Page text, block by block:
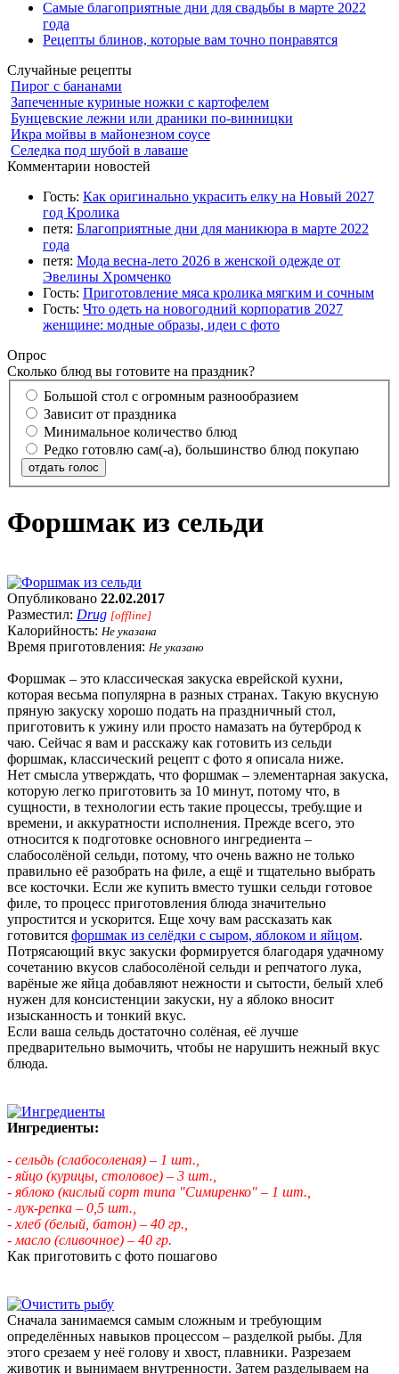
Самые благоприятные дни для свадьбы в марте 2022
года
Рецепты блинов, которые вам точно понравятся
Случайные рецепты
Пирог с бананами
Запеченные куриные ножки с картофелем
Бунцевские лежни или драники по-винницки
Икра мойвы в майонезном соусе
Селедка под шубой в лаваше
Комментарии новостей
Гость: Как оригинально украсить елку на Новый 2027
год Кролика
петя: Благоприятные дни для маникюра в марте 2022
года
петя: Мода весна-лето 2026 в женской одежде от
Эвелины Хромченко
Гость: Приготовление мяса кролика мягким и сочным
Гость: Что одеть на новогодний корпоратив 2027
женщине: модные образы, идеи с фото
Опрос
Сколько блюд вы готовите на праздник?
Большой стол с огромным разнообразием
Зависит от праздника
Минимальное количество блюд
Редко готовлю сам(-а), большинство блюд покупаю
отдать голос
Форшмак из сельди
Опубликовано 22.02.2017
Разместил: Drug [offline]
Калорийность: Не указана
Время приготовления: Не указано
Форшмак – это классическая закуска еврейской кухни,
которая весьма популярна в разных странах. Такую вкусную
пряную закуску хорошо подать на праздничный стол,
приготовить к ужину или просто намазать на бутерброд к
чаю. Сейчас я вам и расскажу как готовить из сельди
форшмак, классический рецепт с фото я описала ниже.
Нет смысла утверждать, что форшмак – элементарная закуска,
которую легко приготовить за 10 минут, потому что, в
сущности, в технологии есть такие процессы, требу.щие и
времени, и аккуратности исполнения. Прежде всего, это
относится к подготовке основного ингредиента –
слабосолёной сельди, потому, что очень важно не только
правильно её разобрать на филе, а ещё и тщательно выбрать
все косточки. Если же купить вместо тушки сельди готовое
филе, то процесс приготовления блюда значительно
упростится и ускорится. Еще хочу вам рассказать как
готовится форшмак из селёдки с сыром, яблоком и яйцом.
Потрясающий вкус закуски формируется благодаря удачному
сочетанию вкусов слабосолёной сельди и репчатого лука,
варёные же яйца добавляют нежности и сытости, белый хлеб
нужен для консистенции закуски, ну а яблоко вносит
изысканность и тонкий вкус.
Если ваша сельдь достаточно солёная, её лучше
предварительно вымочить, чтобы не нарушить нежный вкус
блюда.
Ингредиенты:
- сельдь (слабосоленая) – 1 шт.,
- яйцо (курицы, столовое) – 3 шт.,
- яблоко (кислый сорт типа "Симиренко" – 1 шт.,
- лук-репка – 0,5 шт.,
- хлеб (белый, батон) – 40 гр.,
- масло (сливочное) – 40 гр.
Как приготовить с фото пошагово
Сначала занимаемся самым сложным и требующим
определённых навыков процессом – разделкой рыбы. Для
этого срезаем у неё голову и хвост, плавники. Разрезаем
животик и вынимаем внутренности. Затем разделываем на